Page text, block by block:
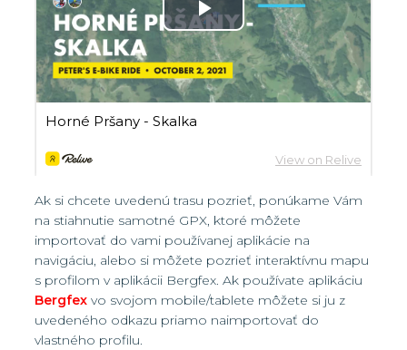
Ak si chcete uvedenú trasu pozrieť, ponúkame Vám
na stiahnutie samotné GPX, ktoré môžete
importovať do vami používanej aplikácie na
navigáciu, alebo si môžete pozrieť interaktívnu mapu
s profilom v aplikácii Bergfex. Ak používate aplikáciu
Bergfex vo svojom mobile/tablete môžete si ju z
uvedeného odkazu priamo naimportovať do
vlastného profilu.